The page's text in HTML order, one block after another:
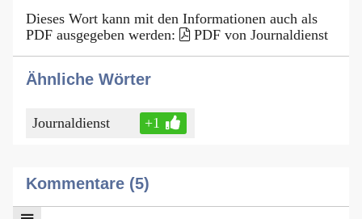
Dieses Wort kann mit den Informationen auch als
PDF ausgegeben werden:
PDF von Journaldienst
Ähnliche Wörter
Journaldienst +1
Kommentare (5)